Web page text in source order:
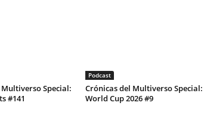
Special:
#141
Podcast
Crónicas del Multiverso Special:
World Cup 2026 #9